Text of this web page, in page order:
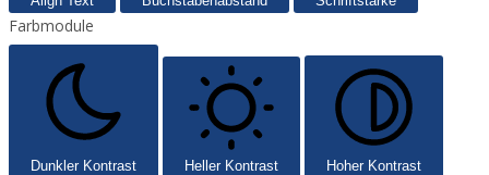
Farbmodule
Dunkler Kontrast Heller Kontrast Hoher Kontrast